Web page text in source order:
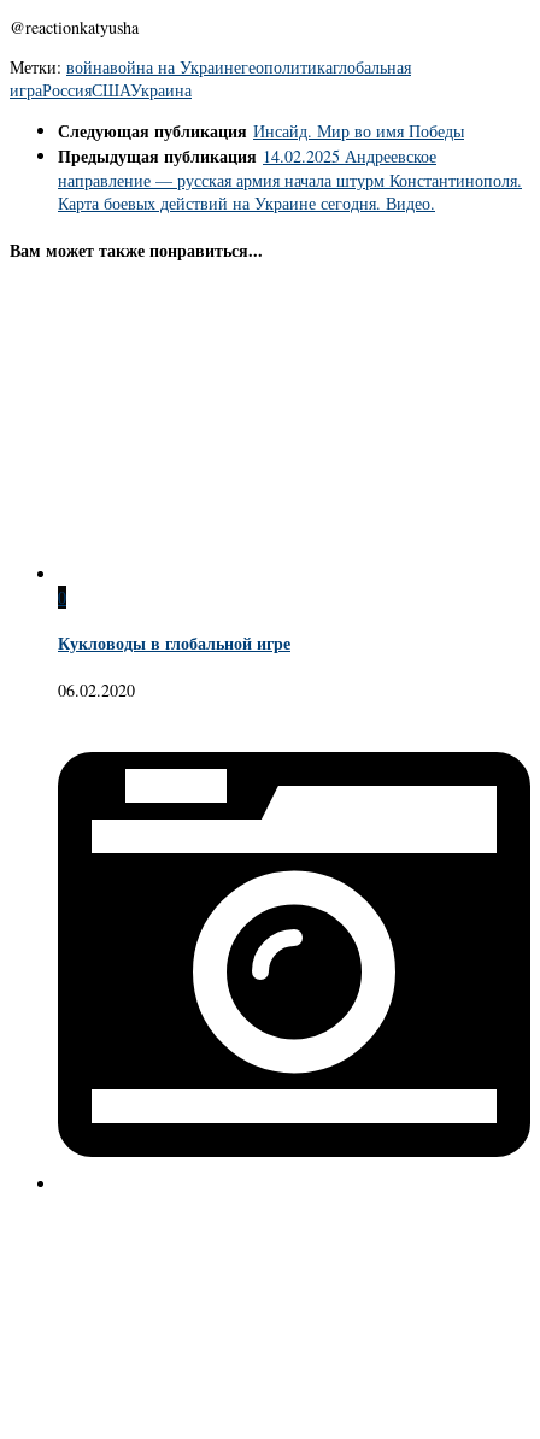
@reactionkatyusha
Метки: войнавойна на Украинегеополитикаглобальная
играРоссияСШАУкраина
Следующая публикация Инсайд. Мир во имя Победы
Предыдущая публикация 14.02.2025 Андреевское
направление — русская армия начала штурм Константинополя.
Карта боевых действий на Украине сегодня. Видео.
Вам может также понравиться...
0
Кукловоды в глобальной игре
06.02.2020